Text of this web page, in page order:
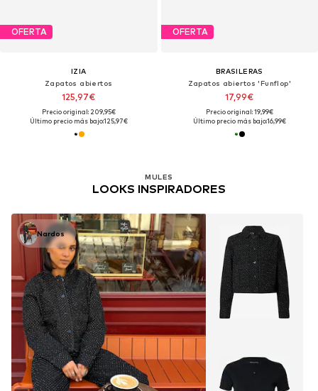
OFERTA
IZIA
Zapatos abiertos
125,97€
Precio original: 209,95€
Último precio más bajo:125,97€
OFERTA
BRASILERAS
Zapatos abiertos 'Funflop'
17,99€
Precio original: 19,99€
Último precio más bajo:16,99€
MULES
LOOKS INSPIRADORES
Nardos